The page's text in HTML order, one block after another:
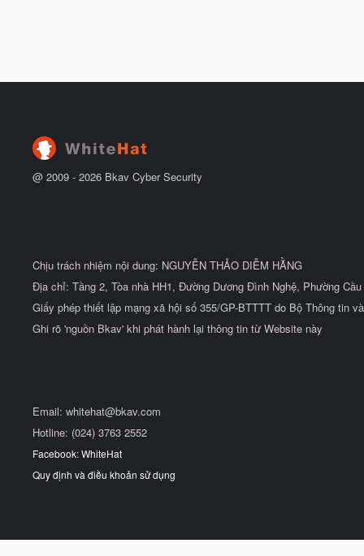
@ 2009 - 2026 Bkav Cyber Security
Chịu trách nhiệm nội dung: NGUYỄN THẢO DIỄM HẰNG
Địa chỉ: Tầng 2, Tòa nhà HH1, Đường Dương Đình Nghệ, Phường
Giấy phép thiết lập mạng xã hội số 355/GP-BTTTT do Bộ Thông tin
Ghi rõ 'nguồn Bkav' khi phát hành lại thông tin từ Website này
Email: whitehat@bkav.com
Hotline: (024) 3763 2552
Facebook: WhiteHat
Quy định và điều khoản sử dụng